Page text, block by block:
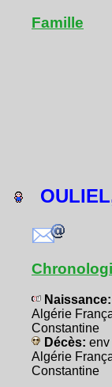
Famille
Naissance:
Algérie
Constantine
Décès: env
Algérie
Constantine